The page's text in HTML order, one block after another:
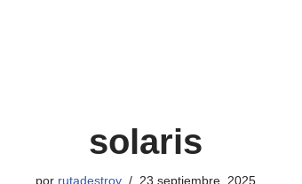
solaris
por rutadestroy 23 septiembre, 2025